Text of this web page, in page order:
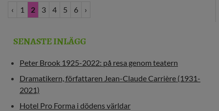
‹ 1 2 3 4 5 6 ›
SENASTE INLÄGG
Peter Brook 1925-2022: på resa genom teatern
Dramatikern, författaren Jean-Claude Carrière (1931-
2021)
Hotel Pro Forma i dödens världar